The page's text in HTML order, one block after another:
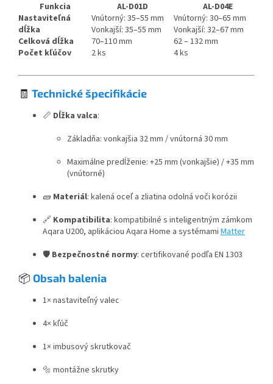
Funkcia AL-D01D
AL-D04E
Nastaviteľná
dĺžka
Vnútorný: 35–55 mm
Vonkajší: 35–55 mm
Vnútorný: 30–65 mm
Vonkajší: 32–67 mm
Celková dĺžka
70–110 mm
62 – 132 mm
Počet kľúčov
2 ks 4 ks
🧾 Technické špecifikácie
📏 Dĺžka valca:
Základňa: vonkajšia 32 mm / vnútorná 30 mm
Maximálne predĺženie: +25 mm (vonkajšie) / +35 mm
(vnútorné)
🧱 Materiál: kalená oceľ a zliatina odolná voči korózii
🔗 Kompatibilita: kompatibilné s inteligentným zámkom
Aqara U200, aplikáciou Aqara Home a systémami Matter
🛡 Bezpečnostné normy: certifikované podľa EN 1303
📦 Obsah balenia
1× nastaviteľný valec
4× kľúč
1× imbusový skrutkovač
🔩 montážne skrutky